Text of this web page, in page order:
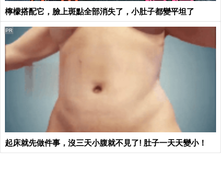
檸檬搭配它，臉上斑點全部消失了，小肚子都變平坦了
起床就先做件事，沒三天小腹就不見了! 肚子一天天變小！
PR